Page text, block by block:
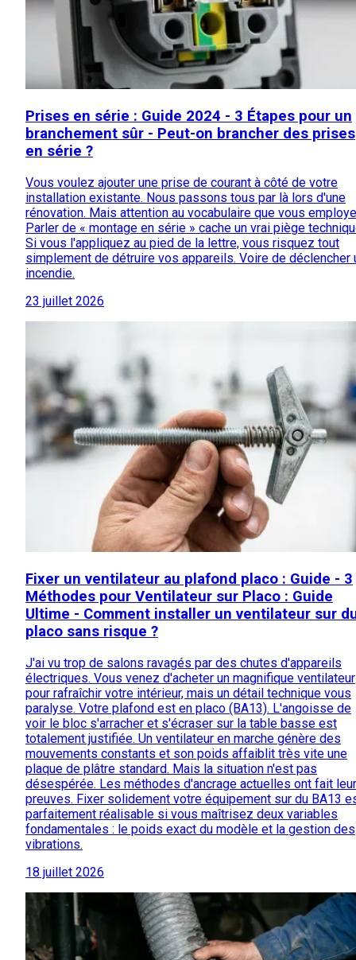
Prises en série : Guide 2024 - 3 Étapes pour un
branchement sûr - Peut-on brancher des prises
en série ?
Vous voulez ajouter une prise de courant à côté de votre
installation existante. Nous passons tous par là lors d'une
rénovation. Mais attention au vocabulaire que vous
Parler de « montage en série » cache un vrai piège
Si vous l'appliquez au pied de la lettre, vous risquez tout
simplement de détruire vos appareils. Voire de déclencher
incendie.
23 juillet 2026
Fixer un ventilateur au plafond placo : Guide - 3
Méthodes pour Ventilateur sur Placo : Guide
Ultime - Comment installer un ventilateur sur
placo sans risque ?
J'ai vu trop de salons ravagés par des chutes d'appareils
électriques. Vous venez d'acheter un magnifique ventilateur
pour rafraîchir votre intérieur, mais un détail technique vous
paralyse. Votre plafond est en placo (BA13). L'angoisse de
voir le bloc s'arracher et s'écraser sur la table basse est
totalement justifiée. Un ventilateur en marche génère des
mouvements constants et son poids affaiblit très vite une
plaque de plâtre standard. Mais la situation n'est pas
désespérée. Les méthodes d'ancrage actuelles ont fait
preuves. Fixer solidement votre équipement sur du BA13
parfaitement réalisable si vous maîtrisez deux variables
fondamentales : le poids exact du modèle et la gestion des
vibrations.
18 juillet 2026